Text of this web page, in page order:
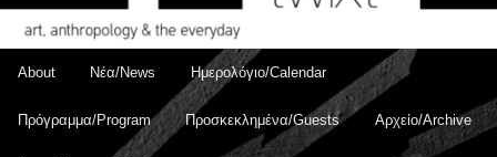
content
menu
About Νέα/News Ημερολόγιο/Calendar
Πρόγραμμα/Program Προσκεκλημένα/Guests Αρχείο/Archive